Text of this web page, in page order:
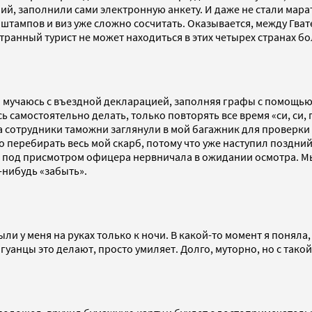
заполнили сами электронную анкету. И даже не стали
и виз уже сложно сосчитать. Оказывается, между
турист не может находиться в этих четырех странах
с въездной декларацией, заполняя графы с
делать, только повторять все время «си,
таможни заглянули в мой багажник для
весь мой скарб, потому что уже наступил
присмотром офицера нервничала в ожидании осмотра.
«забыть».
у меня на руках только к ночи. В какой-то момент я
это делают, просто умиляет. Долго, муторно, но с